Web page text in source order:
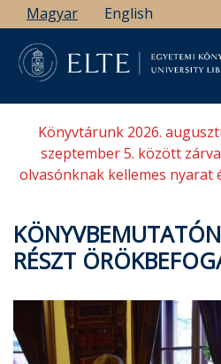
Ugrás
a
tartalomra
Magyar English
Könyvtárunk 2026.
szeptember 5. között
olvasónknak kellemes nyarat
RÉSZT